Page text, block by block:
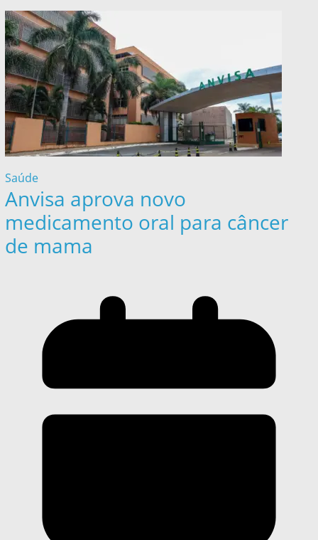
Saúde
Anvisa aprova novo
medicamento oral para câncer
de mama